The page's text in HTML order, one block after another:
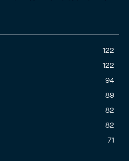
122
122
94
89
82
82
71